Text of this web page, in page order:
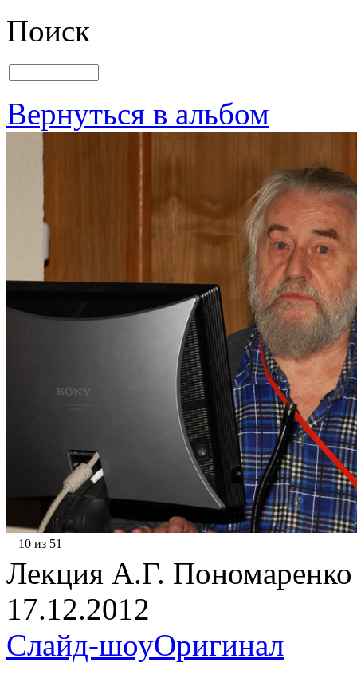
Поиск
Вернуться в альбом
10 из 51
Лекция А.Г.
17.12.2012
Слайд-шоуОригинал